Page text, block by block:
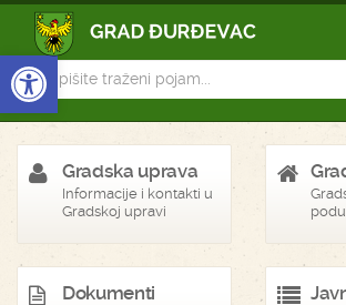
Open toolbar
Gradska uprava
Informacije i kontakti u
Gradskoj upravi
Dokumenti